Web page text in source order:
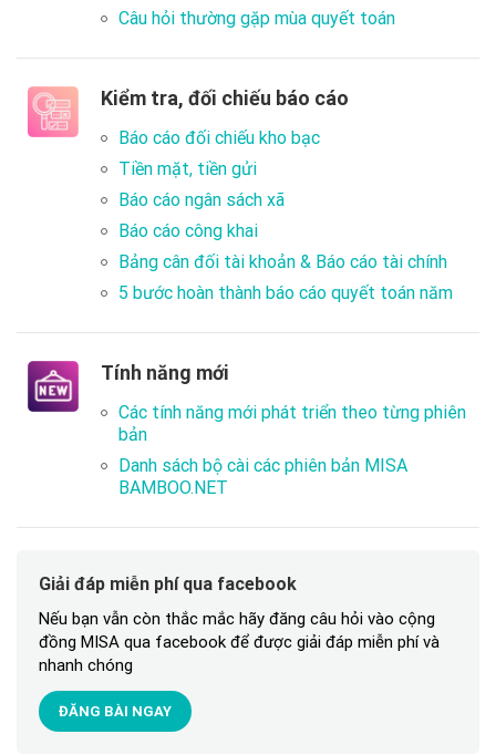
Câu hỏi thường gặp mùa quyết toán
Kiểm tra, đối chiếu báo cáo
Báo cáo đối chiếu kho bạc
Tiền mặt, tiền gửi
Báo cáo ngân sách xã
Báo cáo công khai
Bảng cân đối tài khoản & Báo cáo tài chính
5 bước hoàn thành báo cáo quyết toán năm
Tính năng mới
Các tính năng mới phát triển theo từng phiên
bản
Danh sách bộ cài các phiên bản MISA
BAMBOO.NET
Giải đáp miễn phí qua facebook
Nếu bạn vẫn còn thắc mắc hãy đăng câu hỏi vào cộng
đồng MISA qua facebook để được giải đáp miễn phí và
nhanh chóng
ĐĂNG BÀI NGAY